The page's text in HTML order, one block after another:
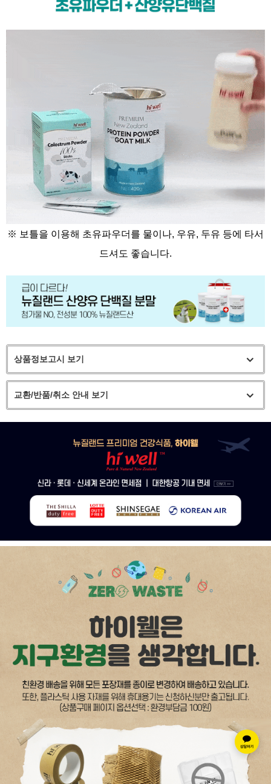
※ 보틀을 이용해 초유파우더를 물이나, 우유, 두유 등에 타서
드셔도 좋습니다.
상품정보고시 보기
교환/반품/취소 안내 보기